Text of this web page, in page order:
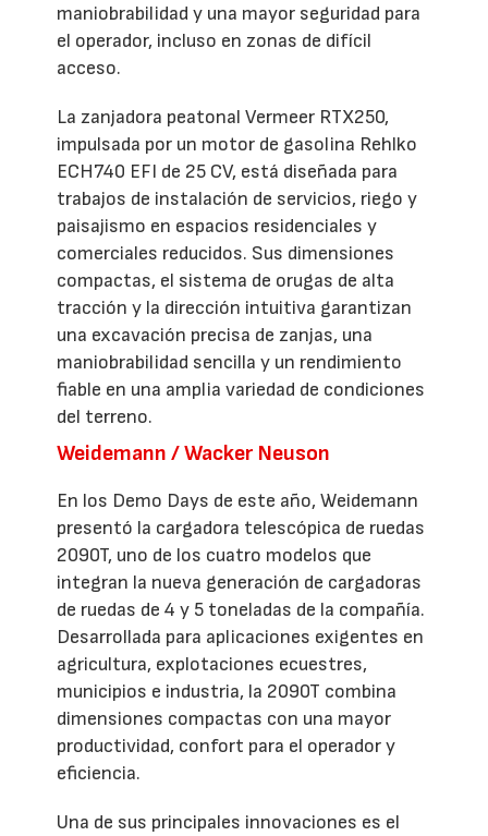
maniobrabilidad y una mayor seguridad para
el operador, incluso en zonas de difícil
acceso.
La zanjadora peatonal Vermeer RTX250,
impulsada por un motor de gasolina Rehlko
ECH740 EFI de 25 CV, está diseñada para
trabajos de instalación de servicios, riego y
paisajismo en espacios residenciales y
comerciales reducidos. Sus dimensiones
compactas, el sistema de orugas de alta
tracción y la dirección intuitiva garantizan
una excavación precisa de zanjas, una
maniobrabilidad sencilla y un rendimiento
fiable en una amplia variedad de condiciones
del terreno.
Weidemann / Wacker Neuson
En los Demo Days de este año, Weidemann
presentó la cargadora telescópica de ruedas
2090T, uno de los cuatro modelos que
integran la nueva generación de cargadoras
de ruedas de 4 y 5 toneladas de la compañía.
Desarrollada para aplicaciones exigentes en
agricultura, explotaciones ecuestres,
municipios e industria, la 2090T combina
dimensiones compactas con una mayor
productividad, confort para el operador y
eficiencia.
Una de sus principales innovaciones es el